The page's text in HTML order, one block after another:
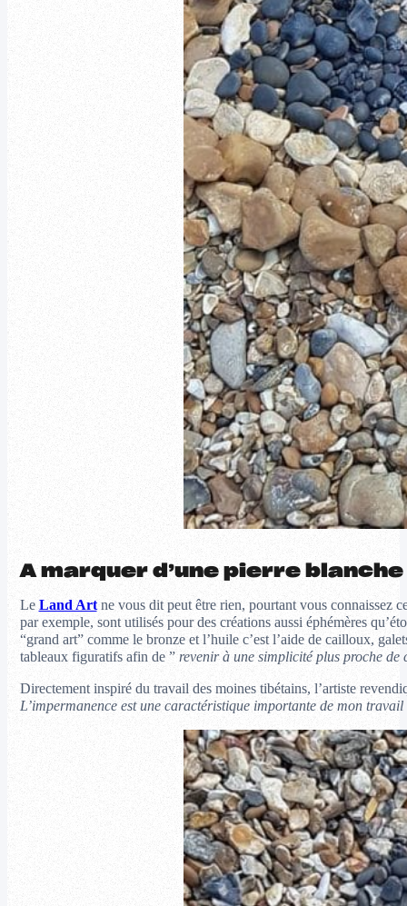
A marquer d’une pierre blanche
Le Land Art ne vous dit peut être rien, pourtant vous connaissez
par exemple, sont utilisés pour des créations aussi éphémères
“grand art” comme le bronze et l’huile c’est l’aide de cailloux,
tableaux figuratifs afin de ” revenir à une simplicité plus proche de
Directement inspiré du travail des moines tibétains, l’artiste
L’impermanence est une caractéristique importante de mon